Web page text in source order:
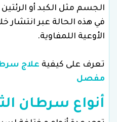
الجسم مثل الكبد أو الرئتين
في هذه الحالة عبر انتشار
الأوعية اللمفاوية.
تعرف على كيفية علاج
مفصل
أنواع سرطان